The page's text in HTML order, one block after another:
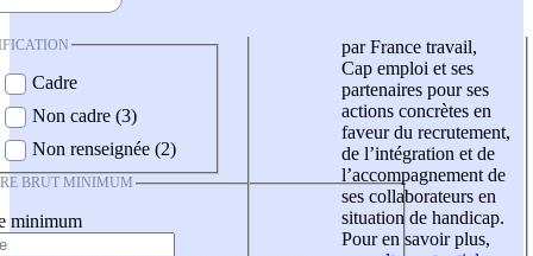
Cadre
Non cadre (3)
Non renseignée (2)
BRUT MINIMUM
minimum
par France travail,
Cap emploi et ses
partenaires pour ses
actions concrètes en
faveur du recrutement,
de l’intégration et de
l’accompagnement de
ses collaborateurs en
situation de handicap.
Pour en savoir plus,